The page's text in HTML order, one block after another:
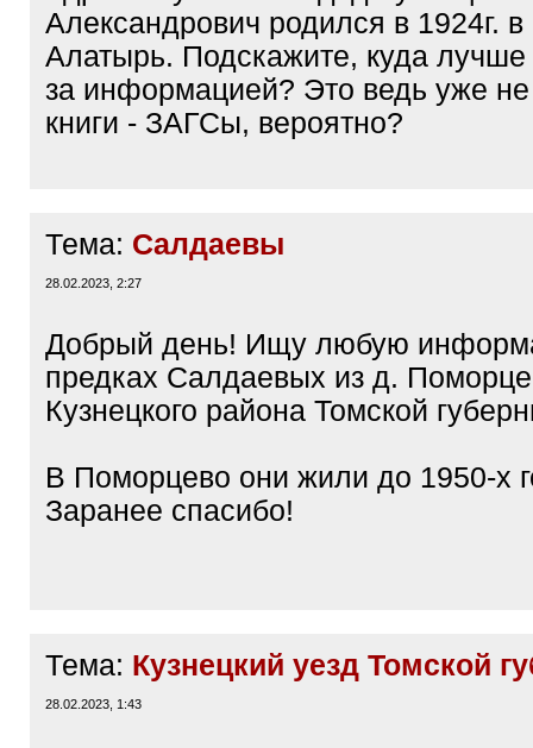
Александрович родился в 1924г. в
Алатырь. Подскажите, куда лучше
за информацией? Это ведь уже не
книги - ЗАГСы, вероятно?
Тема: Салдаевы
28.02.2023, 2:27
Добрый день! Ищу любую
предках Салдаевых из д.
Кузнецкого района Томской
В Поморцево они жили до 1950-х
Заранее спасибо!
Тема: Кузнецкий уезд Томской
28.02.2023, 1:43